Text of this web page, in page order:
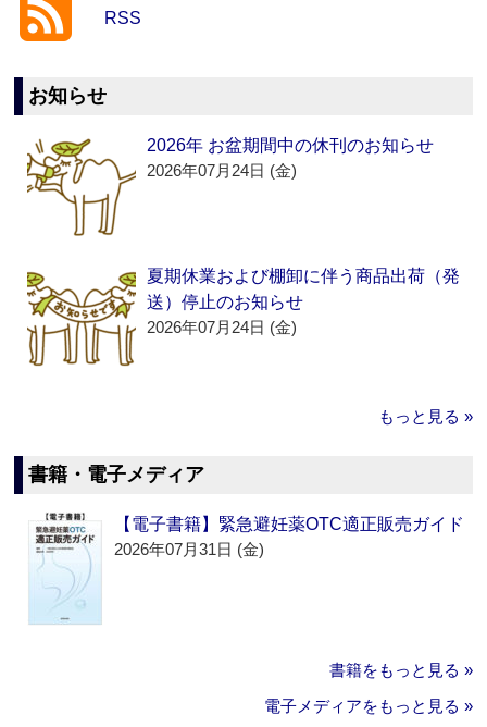
RSS
お知らせ
2026年 お盆期間中の休刊のお知らせ
2026年07月24日 (金)
夏期休業および棚卸に伴う商品出荷（発
送）停止のお知らせ
2026年07月24日 (金)
もっと見る »
書籍・電子メディア
【電子書籍】緊急避妊薬OTC適正販売ガイド
2026年07月31日 (金)
書籍をもっと見る »
電子メディアをもっと見る »